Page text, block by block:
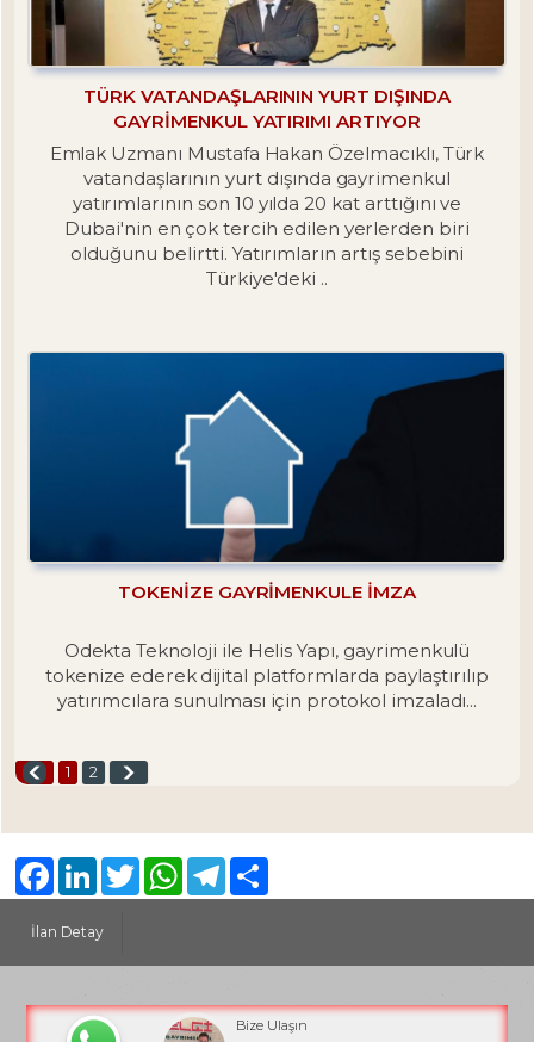
TÜRK VATANDAŞLARININ YURT DIŞINDA
GAYRIMENKUL YATIRIMI ARTIYOR
Emlak Uzmanı Mustafa Hakan Özelmacıklı, Türk
vatandaşlarının yurt dışında gayrimenkul
yatırımlarının son 10 yılda 20 kat arttığını ve
Dubai'nin en çok tercih edilen yerlerden biri
olduğunu belirtti. Yatırımların artış sebebini
Türkiye'deki ..
TOKENIZE GAYRIMENKULE İMZA
Odekta Teknoloji ile Helis Yapı, gayrimenkulü
tokenize ederek dijital platformlarda paylaştırılıp
yatırımcılara sunulması için protokol imzaladı...
1 2
İlan Detay
Bize Ulaşın
FacebookLinkedInTwitter WhatsAppTelegram